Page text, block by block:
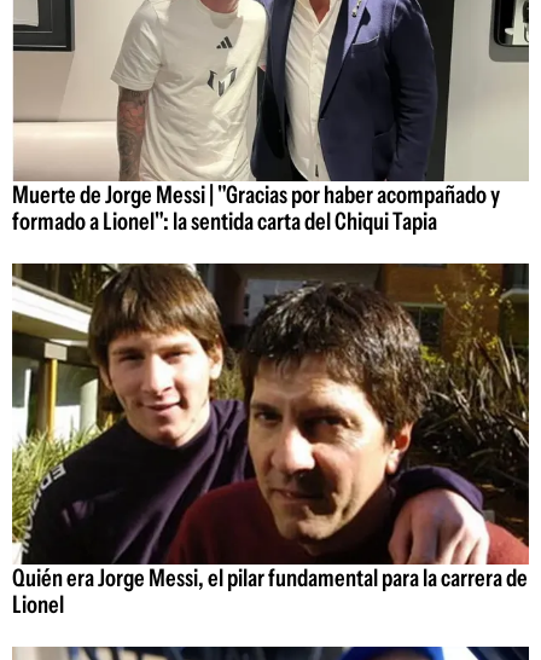
Muerte de Jorge Messi | "Gracias por haber acompañado y
formado a Lionel": la sentida carta del Chiqui Tapia
Quién era Jorge Messi, el pilar fundamental para la carrera de
Lionel